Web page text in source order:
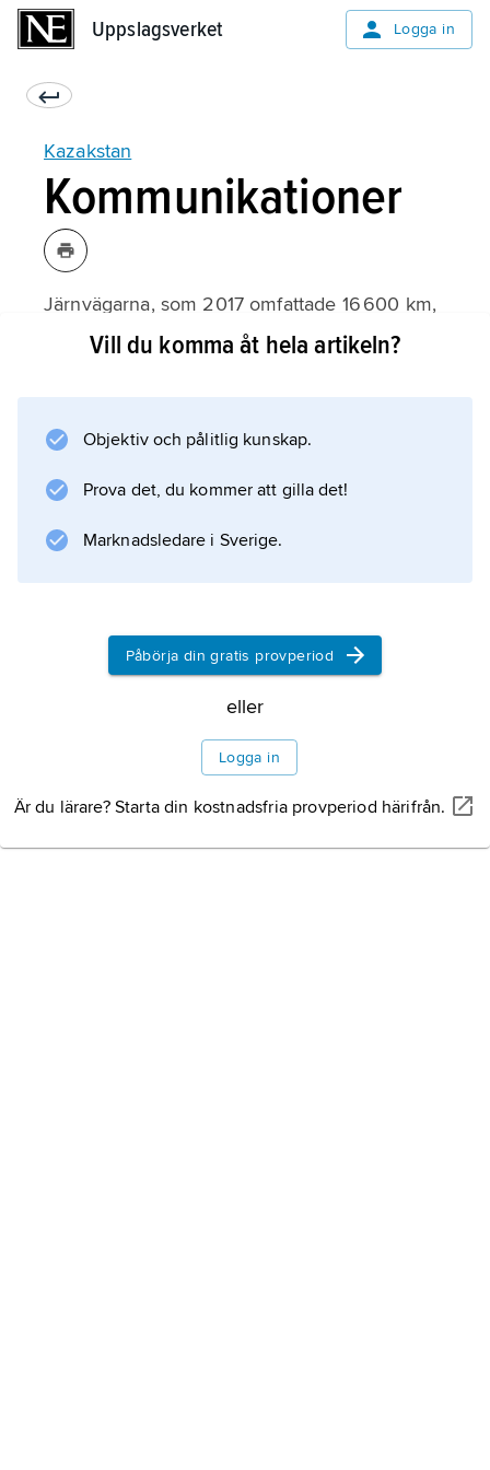
Uppslagsverket Logga in
Kazakstan
Kommunikationer
Järnvägarna, som 2017 omfattade 16 600 km,
utgör stommen i Kazakstans transportnät och
omfattar 93 600 km (2009). Vid sidan av en
märkbar orientering mot Ryssland är det
utbyggd i norr. Alma-Ata
Information om artikeln
Vill du komma åt hela artikeln?
Objektiv och pålitlig kunskap.
Prova det, du kommer att gilla det!
Marknadsledare i Sverige.
Påbörja din gratis provperiod
eller
Logga in
Är du lärare? Starta din kostnadsfria provperiod härifrån.